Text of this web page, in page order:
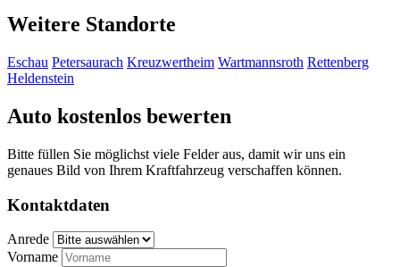
Weitere Standorte
Eschau Petersaurach Kreuzwertheim Wartmannsroth Rettenberg
Heldenstein
Auto kostenlos bewerten
Bitte füllen Sie möglichst viele Felder aus, damit wir uns ein
genaues Bild von Ihrem Kraftfahrzeug verschaffen können.
Kontaktdaten
Anrede
Vorname